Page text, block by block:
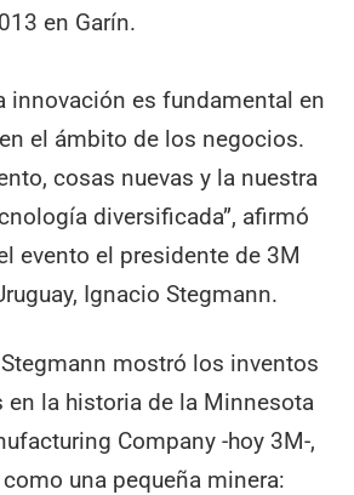
en Garín.
innovación es fundamental en
el ámbito de los negocios.
cosas nuevas y la nuestra
diversificada”, afirmó
evento el presidente de 3M
Ignacio Stegmann.
mostró los inventos
en la historia de la Minnesota
Company -hoy 3M-,
una pequeña minera: